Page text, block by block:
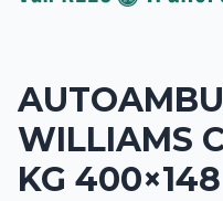
WILLIAMS
KG 400×148